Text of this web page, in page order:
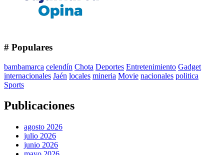
# Populares
bambamarca celendín Chota Deportes Entretenimiento Gadget
internacionales Jaén locales mineria Movie nacionales politica
Sports
Publicaciones
agosto 2026
julio 2026
junio 2026